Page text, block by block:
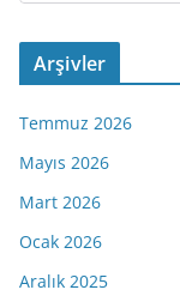
Arşivler
Temmuz 2026
Mayıs 2026
Mart 2026
Ocak 2026
Aralık 2025